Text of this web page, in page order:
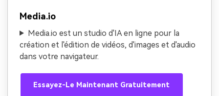
Media.io
Media.io est un studio d'IA en ligne pour la
création et l'édition de vidéos, d'images et d'audio
dans votre navigateur.
Essayez-Le Maintenant Gratuitement